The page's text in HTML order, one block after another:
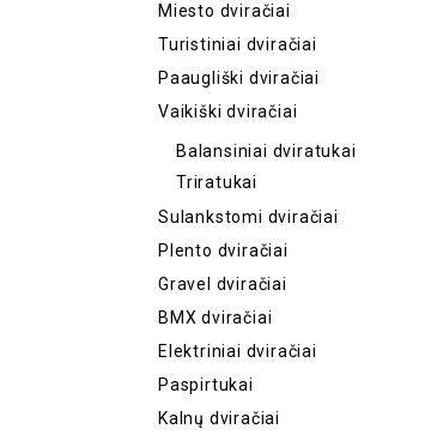
Miesto dviračiai
Turistiniai dviračiai
Paaugliški dviračiai
Vaikiški dviračiai
Balansiniai dviratukai
Triratukai
Sulankstomi dviračiai
Plento dviračiai
Gravel dviračiai
BMX dviračiai
Elektriniai dviračiai
Paspirtukai
Kalnų dviračiai